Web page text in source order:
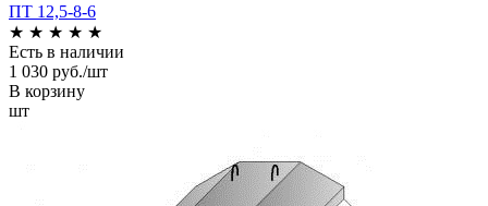
ПТ 12,5-8-6
★ ★ ★ ★ ★
Есть в наличии
1 030 руб./шт
В корзину
шт